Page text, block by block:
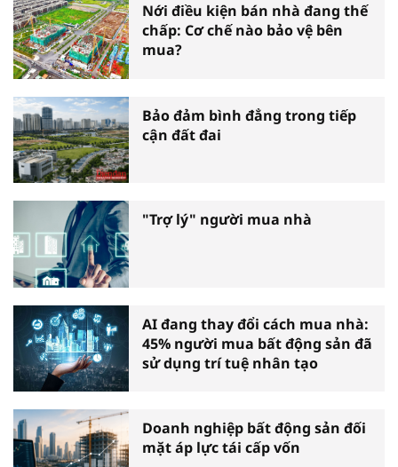
Nới điều kiện bán nhà đang thế
chấp: Cơ chế nào bảo vệ bên
mua?
Bảo đảm bình đẳng trong tiếp
cận đất đai
"Trợ lý" người mua nhà
AI đang thay đổi cách mua nhà:
45% người mua bất động sản đã
sử dụng trí tuệ nhân tạo
Doanh nghiệp bất động sản đối
mặt áp lực tái cấp vốn